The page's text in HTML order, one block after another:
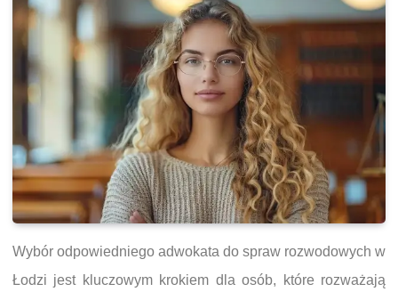
Wybór odpowiedniego adwokata do spraw rozwodowych w
Łodzi jest kluczowym krokiem dla osób, które rozważają